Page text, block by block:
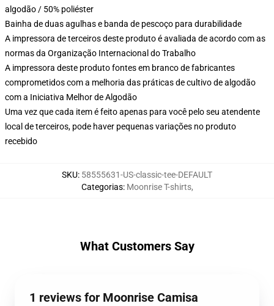
algodão / 50% poliéster
Bainha de duas agulhas e banda de pescoço para durabilidade
A impressora de terceiros deste produto é avaliada de acordo com as
normas da Organização Internacional do Trabalho
A impressora deste produto fontes em branco de fabricantes
comprometidos com a melhoria das práticas de cultivo de algodão
com a Iniciativa Melhor de Algodão
Uma vez que cada item é feito apenas para você pelo seu atendente
local de terceiros, pode haver pequenas variações no produto
recebido
SKU: 58555631-US-classic-tee-DEFAULT
Categorias: Moonrise T-shirts,
What Customers Say
1 reviews for Moonrise Camisa